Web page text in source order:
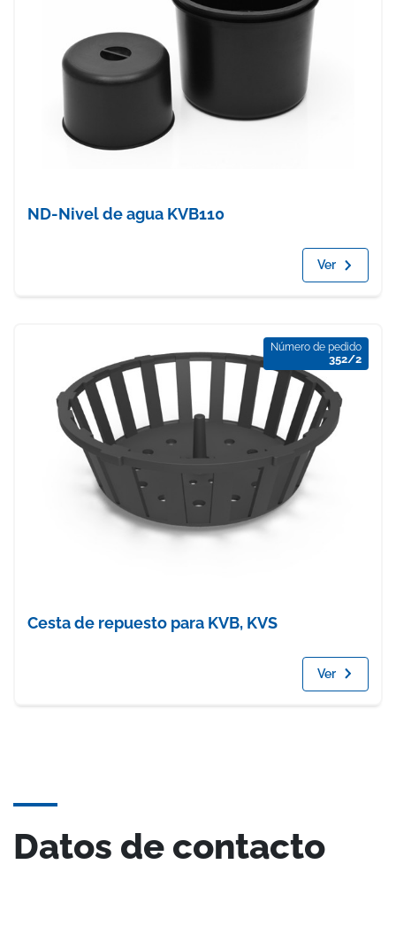
ND-Nivel de agua KVB110
Ver
Número de pedido
352/2
Cesta de repuesto para KVB, KVS
Ver
Datos de contacto